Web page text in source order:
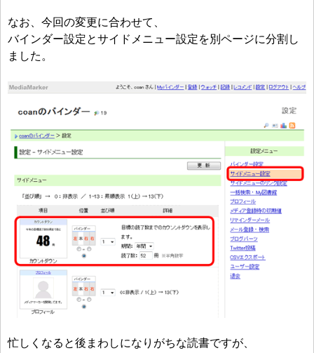
なお、今回の変更に合わせて、
バインダー設定とサイドメニュー設定を別ページに分割し
ました。
忙しくなると後まわしになりがちな読書ですが、